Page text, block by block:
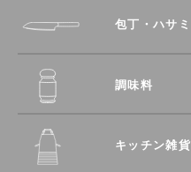
包丁・ハサミ
調味料
キッチン雑貨